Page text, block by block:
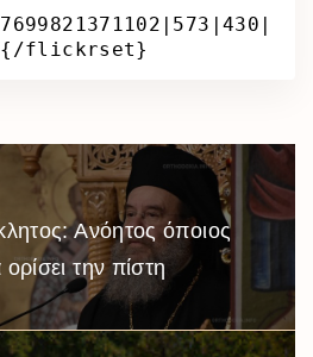
flickrset}
Ανόητος όποιος
την πίστη